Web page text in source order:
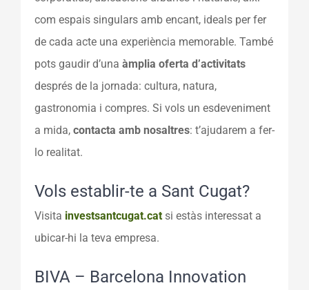
com espais singulars amb encant, ideals per fer
de cada acte una experiència memorable. També
pots gaudir d’una àmplia oferta d’activitats
després de la jornada: cultura, natura,
gastronomia i compres. Si vols un esdeveniment
a mida, contacta amb nosaltres: t’ajudarem a fer-
lo realitat.
Vols establir-te a Sant Cugat?
Visita investsantcugat.cat si estàs interessat a
ubicar-hi la teva empresa.
BIVA – Barcelona Innovation